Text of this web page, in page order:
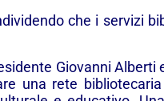
che i servizi
Giovanni Alberti
una rete